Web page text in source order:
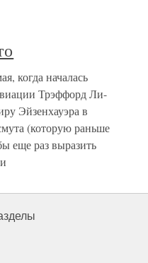
когда началась
Трэффорд Ли-
Эйзенхауэра в
(которую раньше
еще раз выразить